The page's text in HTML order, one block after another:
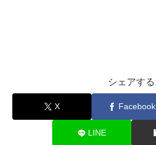
シェアする
X Facebook
LINE